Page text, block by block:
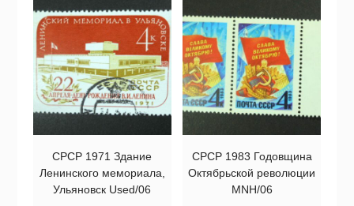
СРСР 1971 Здание
Ленинского мемориала,
Ульяновск Used/06
СРСР 1983 Годовщина
Октябрьской революции
MNH/06